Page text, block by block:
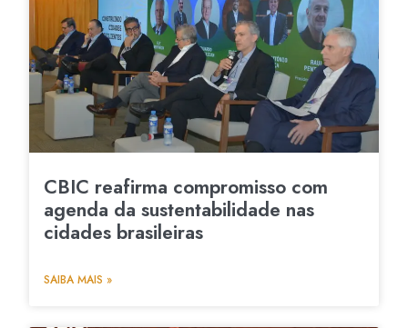
CBIC reafirma compromisso com
agenda da sustentabilidade nas
cidades brasileiras
SAIBA MAIS »